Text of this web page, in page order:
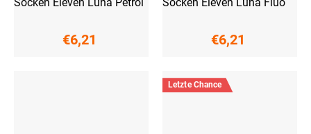
€6,21 €6,21
Letzte Chance